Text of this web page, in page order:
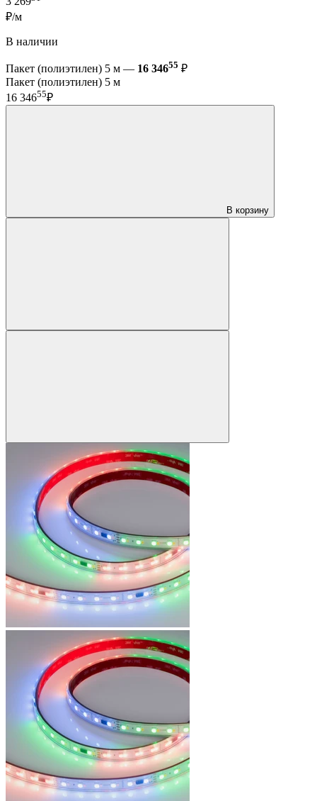
₽/м
В наличии
Пакет (полиэтилен) 5 м — 16 34655 ₽
Пакет (полиэтилен) 5 м
16 34655₽
В корзину